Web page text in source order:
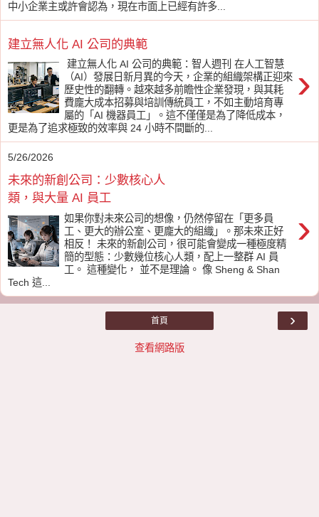
中小企業主或許會認為，現在市面上已經有許多...
建立無人化 AI 公司的典範
›
建立無人化 AI 公司的典範：智人週刊 在人工智慧
（AI）發展日新月異的今天，企業的組織架構正迎來
歷史性的翻轉。越來越多前瞻性企業發現，與其耗
費龐大成本招募與培訓傳統員工，不如主動培育專
屬的「AI 機器員工」。這不僅僅是為了降低成本，
更是為了追求極致的效率與 24 小時不間斷的...
5/26/2026
未來的新創公司：少數核心人
類，與大量 AI 員工
›
如果你對未來公司的想像，仍然停留在「更多員
工、更大的辦公室、更龐大的組織」。那未來正好
相反！ 未來的新創公司，很可能會變成一種極度精
簡的型態：少數幾位核心人類，配上一整群 AI 員
工。 這種變化， 並不是理論。 像 Sheng & Shan
Tech 這...
›
首頁
查看網路版